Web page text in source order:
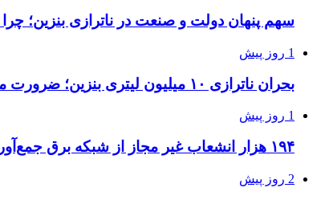
سهم پنهان دولت و صنعت در ناترازی بنزین؛
1 روز پیش
بحران ناترازی ۱۰ میلیون لیتری بنزین؛ ضرورت مدیریت تقاضا و اصلاح ساختار
1 روز پیش
۱۹۴ هزار انشعاب غیر مجاز از شبکه برق جمع‌آوری شد
2 روز پیش